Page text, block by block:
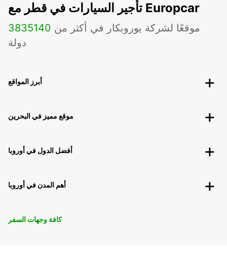
تأجير السيارات في قطر مع Europcar
3835 موقعًا لشركة يوروبكار في أكثر من 140
دولة
أبرز المواقع
موقع مميز في البحرين
أفضل الدول في أوروبا
أهم المدن في أوروبا
كافة وجهات السفر